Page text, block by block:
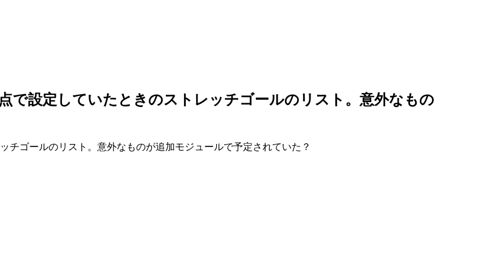
で設定していたときのストレッチゴールのリスト。意外なもの